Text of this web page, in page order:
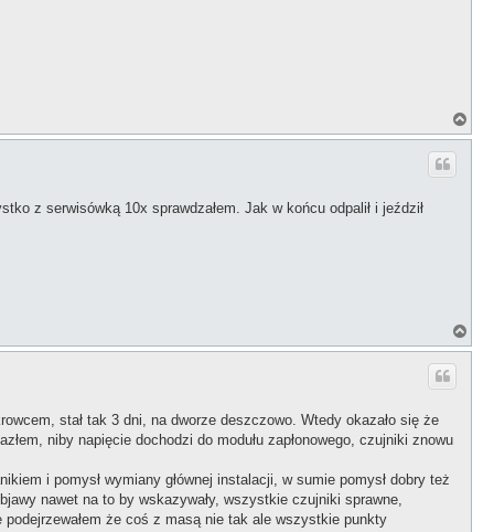
a
z serwisówką 10x sprawdzałem. Jak w końcu odpalił i jeździł
a
stał tak 3 dni, na dworze deszczowo. Wtedy okazało się że
niby napięcie dochodzi do modułu zapłonowego, czujniki znowu
i pomysł wymiany głównej instalacji, w sumie pomysł dobry też
nawet na to by wskazywały, wszystkie czujniki sprawne,
że coś z masą nie tak ale wszystkie punkty